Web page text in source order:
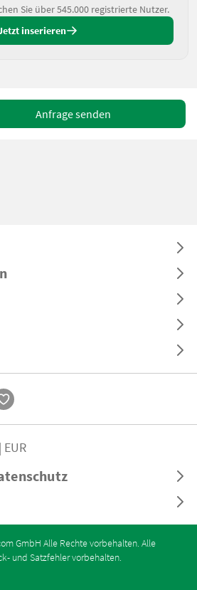
Sie über 545.000 registrierte Nutzer.
inserieren
Anfrage senden
GmbH Alle Rechte vorbehalten. Alle
und Satzfehler vorbehalten.